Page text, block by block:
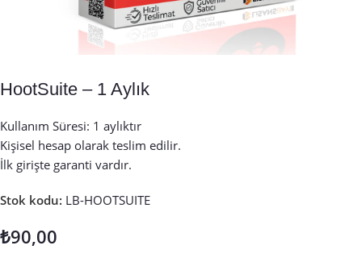
HootSuite – 1 Aylık
Kullanım Süresi: 1 aylıktır
Kişisel hesap olarak teslim edilir.
İlk girişte garanti vardır.
Stok kodu: LB-HOOTSUITE
₺90,00